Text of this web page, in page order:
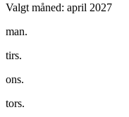
Valgt måned: april 2027
man.
tirs.
ons.
tors.